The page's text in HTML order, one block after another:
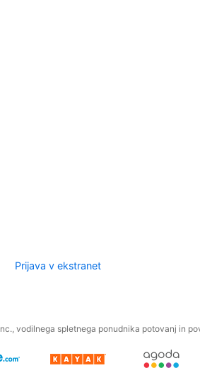
Prijava v ekstranet
vodilnega spletnega ponudnika potovanj in